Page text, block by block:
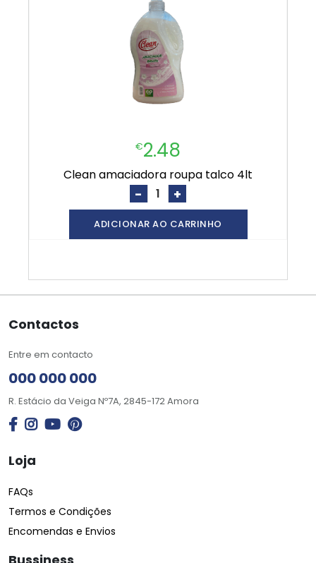
€2.48
clean amaciadora roupa talco 4lt
- +
ADICIONAR AO CARRINHO
Contactos
Entre em contacto
000 000 000
R. Estácio da Veiga Nº7A, 2845-172 Amora
Loja
FAQs
Termos e Condições
Encomendas e Envios